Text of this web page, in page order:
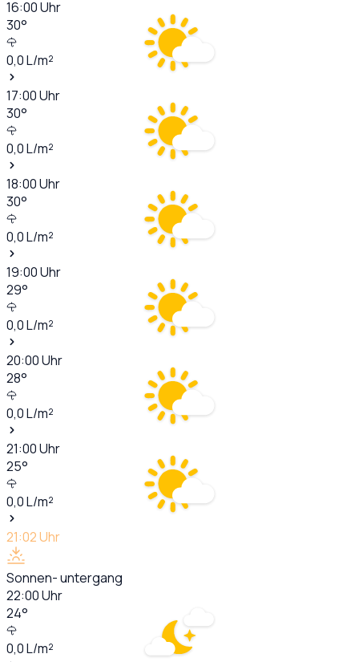
16:00Uhr
30°
0,0L/m²
17:00Uhr
30°
0,0L/m²
18:00Uhr
30°
0,0L/m²
19:00Uhr
29°
0,0L/m²
20:00Uhr
28°
0,0L/m²
21:00Uhr
25°
0,0L/m²
21:02Uhr
Sonnen- untergang
22:00Uhr
24°
0,0L/m²